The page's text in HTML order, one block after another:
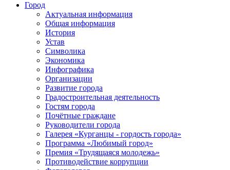
Город
Актуальная информация
Общая информация
История
Устав
Символика
Экономика
Инфографика
Организации
Развитие города
Градостроительная деятельность
Гостям города
Почётные граждане
Руководители города
Галерея «Курганцы - гордость города»
Программа «Любимый город»
Премия «Трудящаяся молодежь»
Противодействие коррупции